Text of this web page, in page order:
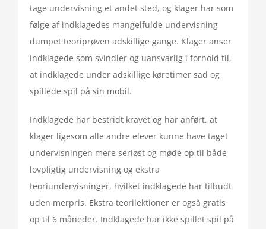
tage undervisning et andet sted, og klager har som
følge af indklagedes mangelfulde undervisning
dumpet teoriprøven adskillige gange. Klager anser
indklagede som svindler og uansvarlig i forhold til,
at indklagede under adskillige køretimer sad og
spillede spil på sin mobil.
Indklagede har bestridt kravet og har anført, at
klager ligesom alle andre elever kunne have taget
undervisningen mere seriøst og møde op til både
lovpligtig undervisning og ekstra
teoriundervisninger, hvilket indklagede har tilbudt
uden merpris. Ekstra teorilektioner er også gratis
op til 6 måneder. Indklagede har ikke spillet spil på